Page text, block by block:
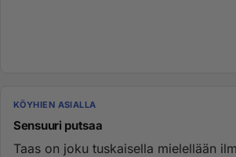
KÖYHIEN ASIALLA
Sensuuri putsaa
Taas on joku tuskaisella mielellään